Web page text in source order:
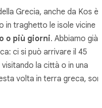
Grecia, anche da Kos è
in traghetto le isole vicine
o più giorni. Abbiamo già
ci si può arrivare il 45
la città o in una
volta in terra greca,